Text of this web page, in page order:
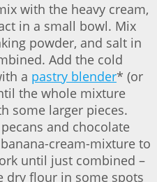
with the heavy cream,
in a small bowl. Mix
powder, and salt in
Add the cold
a pastry blender* (or
the whole mixture
some larger pieces.
and chocolate
cream-mixture to
until just combined –
dry flour in some spots